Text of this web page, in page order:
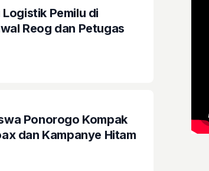
Pemilu di
Reog dan Petugas
Ponorogo Kompak
dan Kampanye Hitam